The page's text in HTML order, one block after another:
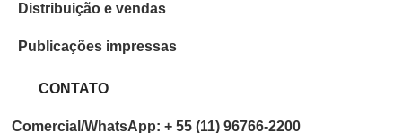
Distribuição e vendas
Publicações impressas
CONTATO
Comercial/WhatsApp: + 55 (11) 96766-2200